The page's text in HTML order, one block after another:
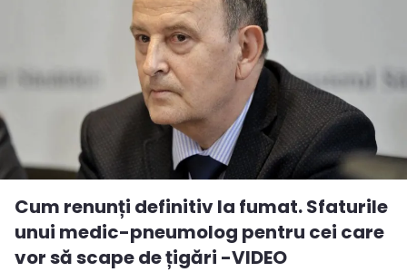
Cum renunți definitiv la fumat. Sfaturile
unui medic-pneumolog pentru cei care
vor să scape de țigări -VIDEO